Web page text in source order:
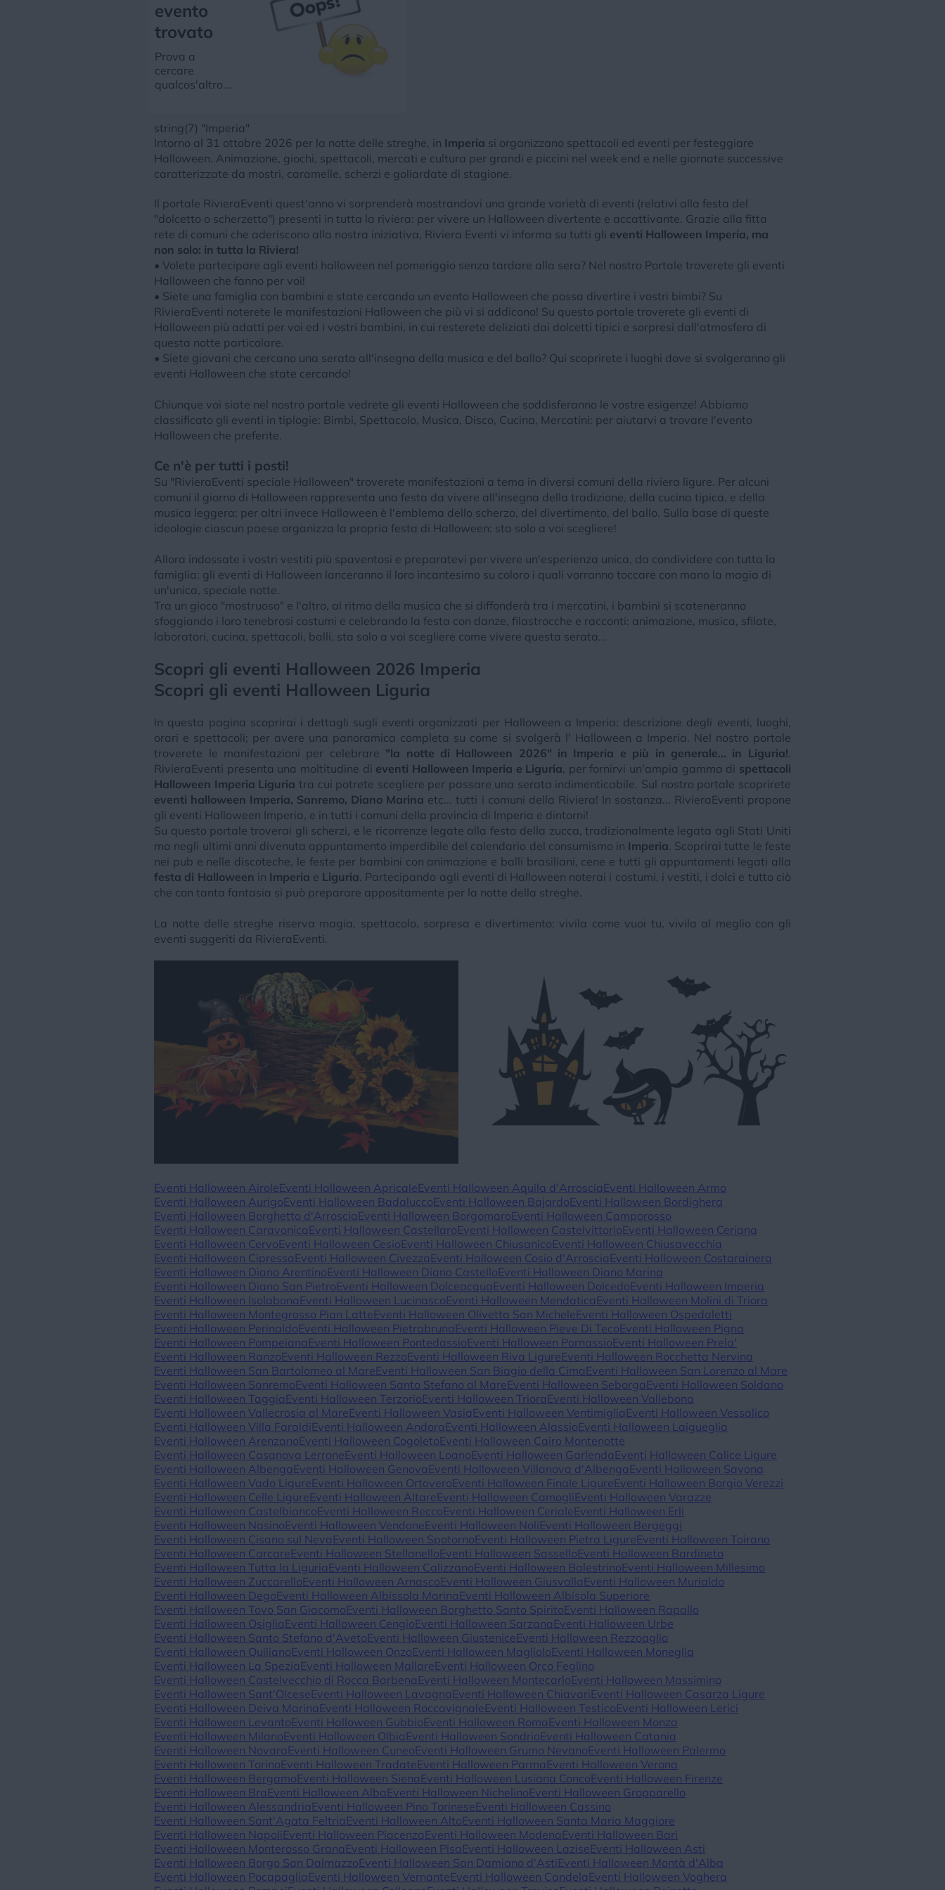
evento
trovato
Prova a
cercare
qualcos'altro...
string(7) "Imperia"
Intorno al 31 ottobre 2026 per la notte delle streghe, in Imperia si organizzano spettacoli ed eventi per festeggiare
Halloween. Animazione, giochi, spettacoli, mercati e cultura per grandi e piccini nel week end e nelle giornate successive
caratterizzate da mostri, caramelle, scherzi e goliardate di stagione.
Il portale RivieraEventi quest'anno vi sorprenderà mostrandovi una grande varietà di eventi (relativi alla festa del
"dolcetto o scherzetto") presenti in tutta la riviera: per vivere un Halloween divertente e accattivante. Grazie alla fitta
rete di comuni che aderiscono alla nostra iniziativa, Riviera Eventi vi informa su tutti gli eventi Halloween Imperia, ma
non solo: in tutta la Riviera!
• Volete partecipare agli eventi halloween nel pomeriggio senza tardare alla sera? Nel nostro Portale troverete gli eventi
Halloween che fanno per voi!
• Siete una famiglia con bambini e state cercando un evento Halloween che possa divertire i vostri bimbi? Su
RivieraEventi noterete le manifestazioni Halloween che più vi si addicono! Su questo portale troverete gli eventi di
Halloween più adatti per voi ed i vostri bambini, in cui resterete deliziati dai dolcetti tipici e sorpresi dall'atmosfera di
questa notte particolare.
• Siete giovani che cercano una serata all'insegna della musica e del ballo? Qui scoprirete i luoghi dove si svolgeranno gli
eventi Halloween che state cercando!
Chiunque voi siate nel nostro portale vedrete gli eventi Halloween che soddisferanno le vostre esigenze! Abbiamo
classificato gli eventi in tiplogie: Bimbi, Spettacolo, Musica, Disco, Cucina, Mercatini: per aiutarvi a trovare l'evento
Halloween che preferite.
Ce n'è per tutti i posti!
Su "RivieraEventi speciale Halloween" troverete manifestazioni a tema in diversi comuni della riviera ligure. Per alcuni
comuni il giorno di Halloween rappresenta una festa da vivere all'insegna della tradizione, della cucina tipica, e della
musica leggera; per altri invece Halloween è l'emblema dello scherzo, del divertimento, del ballo. Sulla base di queste
ideologie ciascun paese organizza la propria festa di Halloween: sta solo a voi scegliere!
Allora indossate i vostri vestiti più spaventosi e preparatevi per vivere un'esperienza unica, da condividere con tutta la
famiglia: gli eventi di Halloween lanceranno il loro incantesimo su coloro i quali vorranno toccare con mano la magia di
un'unica, speciale notte.
Tra un gioco "mostruoso" e l'altro, al ritmo della musica che si diffonderà tra i mercatini, i bambini si scateneranno
sfoggiando i loro tenebrosi costumi e celebrando la festa con danze, filastrocche e racconti: animazione, musica, sfilate,
laboratori, cucina, spettacoli, balli, sta solo a voi scegliere come vivere questa serata...
Scopri gli eventi Halloween 2026 Imperia
Scopri gli eventi Halloween Liguria
In questa pagina scoprirai i dettagli sugli eventi organizzati per Halloween a Imperia: descrizione degli eventi, luoghi,
orari e spettacoli; per avere una panoramica completa su come si svolgerà l' Halloween a Imperia. Nel nostro portale
troverete le manifestazioni per celebrare "la notte di Halloween 2026" in Imperia e più in generale... in Liguria!.
RivieraEventi presenta una moltitudine di eventi Halloween Imperia e Liguria, per fornirvi un'ampia gamma di spettacoli
Halloween Imperia Liguria tra cui potrete scegliere per passare una serata indimenticabile. Sul nostro portale scoprirete
eventi halloween Imperia, Sanremo, Diano Marina etc... tutti i comuni della Riviera! In sostanza... RivieraEventi propone
gli eventi Halloween Imperia, e in tutti i comuni della provincia di Imperia e dintorni!
Su questo portale troverai gli scherzi, e le ricorrenze legate alla festa della zucca, tradizionalmente legata agli Stati Uniti
ma negli ultimi anni divenuta appuntamento imperdibile del calendario del consumismo in Imperia. Scoprirai tutte le feste
nei pub e nelle discoteche, le feste per bambini con animazione e balli brasiliani, cene e tutti gli appuntamenti legati alla
festa di Halloween in Imperia e Liguria. Partecipando agli eventi di Halloween noterai i costumi, i vestiti, i dolci e tutto ciò
che con tanta fantasia si può preparare appositamente per la notte della streghe.
La notte delle streghe riserva magia, spettacolo, sorpresa e divertimento: vivila come vuoi tu, vivila al meglio con gli
eventi suggeriti da RivieraEventi.
Eventi Halloween AiroleEventi Halloween ApricaleEventi Halloween Aquila d'Arroscia Eventi Halloween Armo
Eventi Halloween AurigoEventi Halloween BadaluccoEventi Halloween BajardoEventi Halloween Bordighera
Eventi Halloween Borghetto d'Arroscia Eventi Halloween BorgomaroEventi Halloween Camporosso
Eventi Halloween Caravonica Eventi Halloween CastellaroEventi Halloween CastelvittorioEventi Halloween Ceriana
Eventi Halloween CervoEventi Halloween CesioEventi Halloween ChiusanicoEventi Halloween Chiusavecchia
Eventi Halloween Cipressa Eventi Halloween Civezza Eventi Halloween Cosio d'Arroscia Eventi Halloween Costarainera
Eventi Halloween Diano ArentinoEventi Halloween Diano CastelloEventi Halloween Diano Marina
Eventi Halloween Diano San PietroEventi Halloween Dolceacqua Eventi Halloween DolcedoEventi Halloween Imperia
Eventi Halloween Isolabona Eventi Halloween LucinascoEventi Halloween Mendatica Eventi Halloween Molini di Triora
Eventi Halloween Montegrosso Pian LatteEventi Halloween Olivetta San MicheleEventi Halloween Ospedaletti
Eventi Halloween PerinaldoEventi Halloween Pietrabruna Eventi Halloween Pieve Di TecoEventi Halloween Pigna
Eventi Halloween Pompeiana Eventi Halloween PontedassioEventi Halloween PornassioEventi Halloween Prela'
Eventi Halloween RanzoEventi Halloween RezzoEventi Halloween Riva LigureEventi Halloween Rocchetta Nervina
Eventi Halloween San Bartolomeo al MareEventi Halloween San Biagio della Cima Eventi Halloween San Lorenzo al Mare
Eventi Halloween SanremoEventi Halloween Santo Stefano al MareEventi Halloween Seborga Eventi Halloween Soldano
Eventi Halloween Taggia Eventi Halloween TerzorioEventi Halloween Triora Eventi Halloween Vallebona
Eventi Halloween Vallecrosia al MareEventi Halloween Vasia Eventi Halloween Ventimiglia Eventi Halloween Vessalico
Eventi Halloween Villa FaraldiEventi Halloween Andora Eventi Halloween AlassioEventi Halloween Laigueglia
Eventi Halloween ArenzanoEventi Halloween CogoletoEventi Halloween Cairo Montenotte
Eventi Halloween Casanova LerroneEventi Halloween LoanoEventi Halloween Garlenda Eventi Halloween Calice Ligure
Eventi Halloween Albenga Eventi Halloween Genova Eventi Halloween Villanova d'Albenga Eventi Halloween Savona
Eventi Halloween Vado LigureEventi Halloween OrtoveroEventi Halloween Finale LigureEventi Halloween Borgio Verezzi
Eventi Halloween Celle LigureEventi Halloween AltareEventi Halloween CamogliEventi Halloween Varazze
Eventi Halloween CastelbiancoEventi Halloween ReccoEventi Halloween CerialeEventi Halloween Erli
Eventi Halloween NasinoEventi Halloween VendoneEventi Halloween NoliEventi Halloween Bergeggi
Eventi Halloween Cisano sul Neva Eventi Halloween SpotornoEventi Halloween Pietra LigureEventi Halloween Toirano
Eventi Halloween CarcareEventi Halloween StellanelloEventi Halloween SasselloEventi Halloween Bardineto
Eventi Halloween Tutta la Liguria Eventi Halloween CalizzanoEventi Halloween BalestrinoEventi Halloween Millesimo
Eventi Halloween ZuccarelloEventi Halloween ArnascoEventi Halloween Giusvalla Eventi Halloween Murialdo
Eventi Halloween DegoEventi Halloween Albissola Marina Eventi Halloween Albisola Superiore
Eventi Halloween Tovo San GiacomoEventi Halloween Borghetto Santo SpiritoEventi Halloween Rapallo
Eventi Halloween Osiglia Eventi Halloween CengioEventi Halloween Sarzana Eventi Halloween Urbe
Eventi Halloween Santo Stefano d'AvetoEventi Halloween GiusteniceEventi Halloween Rezzoaglio
Eventi Halloween QuilianoEventi Halloween OnzoEventi Halloween MaglioloEventi Halloween Moneglia
Eventi Halloween La Spezia Eventi Halloween MallareEventi Halloween Orco Feglino
Eventi Halloween Castelvecchio di Rocca Barbena Eventi Halloween MontecarloEventi Halloween Massimino
Eventi Halloween Sant'OlceseEventi Halloween Lavagna Eventi Halloween ChiavariEventi Halloween Casarza Ligure
Eventi Halloween Deiva Marina Eventi Halloween RoccavignaleEventi Halloween TesticoEventi Halloween Lerici
Eventi Halloween LevantoEventi Halloween GubbioEventi Halloween Roma Eventi Halloween Monza
Eventi Halloween MilanoEventi Halloween Olbia Eventi Halloween SondrioEventi Halloween Catania
Eventi Halloween Novara Eventi Halloween CuneoEventi Halloween Grumo NevanoEventi Halloween Palermo
Eventi Halloween TorinoEventi Halloween TradateEventi Halloween Parma Eventi Halloween Verona
Eventi Halloween BergamoEventi Halloween Siena Eventi Halloween Lusiana ConcoEventi Halloween Firenze
Eventi Halloween Bra Eventi Halloween Alba Eventi Halloween NichelinoEventi Halloween Gropparello
Eventi Halloween Alessandria Eventi Halloween Pino TorineseEventi Halloween Cassino
Eventi Halloween Sant'Agata Feltria Eventi Halloween AltoEventi Halloween Santa Maria Maggiore
Eventi Halloween NapoliEventi Halloween Piacenza Eventi Halloween Modena Eventi Halloween Bari
Eventi Halloween Monterosso Grana Eventi Halloween Pisa Eventi Halloween LaziseEventi Halloween Asti
Eventi Halloween Borgo San DalmazzoEventi Halloween San Damiano d'AstiEventi Halloween Montà d'Alba
Eventi Halloween Pocapaglia Eventi Halloween VernanteEventi Halloween Candela Eventi Halloween Voghera